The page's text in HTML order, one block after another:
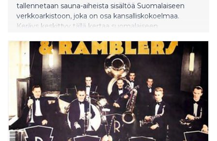
tallennetaan sauna-aiheista sisältöä Suomalaiseen
verkkoarkistoon, joka on osa kansalliskokoelmaa.
Keräys keskittyy tällä kertaa suomalaiseen
vuonna 2026. Ehdotuksia tallennettavista sauna-
aineistoista voi tehdä avoimen verkkolomakkeen
kautta 31.8.2026 saakka.